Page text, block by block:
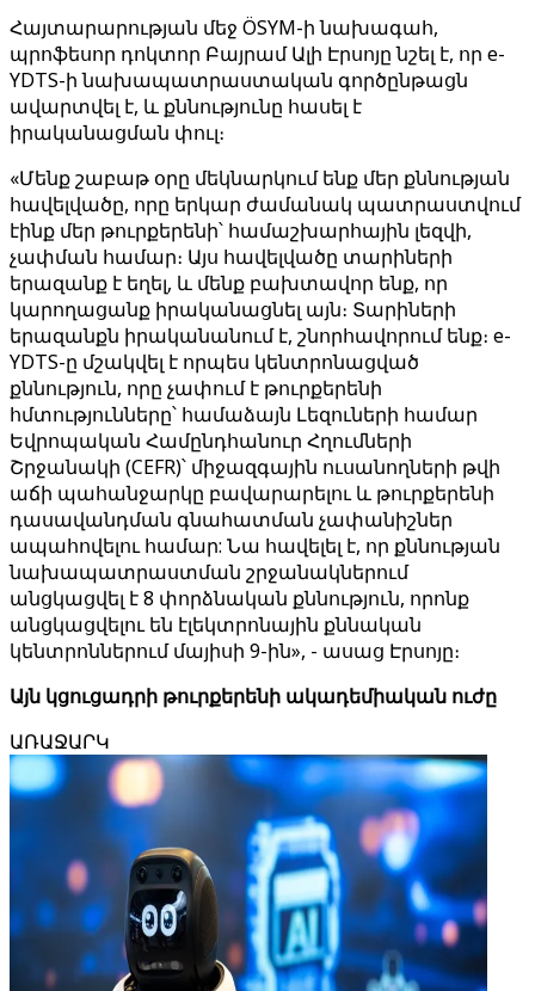
Հայտարարության մեջ ÖSYM-ի նախագահ,
պրոֆեսոր դոկտոր Բայրամ Ալի Էրսոյը նշել է, որ e-
YDTS-ի նախապատրաստական ​​գործընթացն
ավարտվել է, և քննությունը հասել է
իրականացման փուլ։
«Մենք շաբաթ օրը մեկնարկում ենք մեր քննության
հավելվածը, որը երկար ժամանակ պատրաստվում
էինք մեր թուրքերենի՝ համաշխարհային լեզվի,
չափման համար։ Այս հավելվածը տարիների
երազանք է եղել, և մենք բախտավոր ենք, որ
կարողացանք իրականացնել այն։ Տարիների
երազանքն իրականանում է, շնորհավորում ենք։ e-
YDTS-ը մշակվել է որպես կենտրոնացված
քննություն, որը չափում է թուրքերենի
հմտությունները՝ համաձայն Լեզուների համար
Եվրոպական Համընդհանուր Հղումների
Շրջանակի (CEFR)՝ միջազգային ուսանողների թվի
աճի պահանջարկը բավարարելու և թուրքերենի
դասավանդման գնահատման չափանիշներ
ապահովելու համար: Նա հավելել է, որ քննության
նախապատրաստման շրջանակներում
անցկացվել է 8 փորձնական քննություն, որոնք
անցկացվելու են էլեկտրոնային քննական
կենտրոններում մայիսի 9-ին», - ասաց Էրսոյը։
Այն կցուցադրի թուրքերենի ակադեմիական ուժը
ԱՌԱՋԱՐԿ